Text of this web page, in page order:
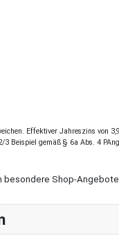
Effektiver Jahreszins von
3 Beispiel gemäß § 6a Abs. 4
besondere Shop-Angebote